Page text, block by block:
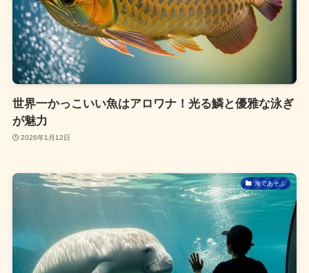
世界一かっこいい魚はアロワナ！光る鱗と優雅な泳ぎ
が魅力
2026年1月12日
海であそぶ